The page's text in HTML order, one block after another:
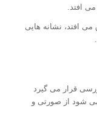
می افتد.
افتد، نشانه هایی
قرار می گیرد
شود از صورتی و